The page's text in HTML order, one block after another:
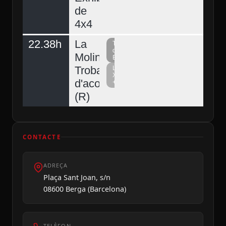
de
4x4
22.38h
La
Molina,
Trobada
d'acordionistes
(R)
Televisió
del
Berguedà
La
Xarxa
+
CONTACTE
ADREÇA
Plaça Sant Joan, s/n
08600 Berga (Barcelona)